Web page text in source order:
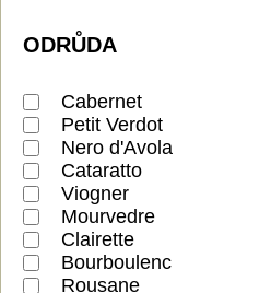
ODRŮDA
Cabernet
Petit Verdot
Nero d'Avola
Cataratto
Viogner
Mourvedre
Clairette
Bourboulenc
Rousane